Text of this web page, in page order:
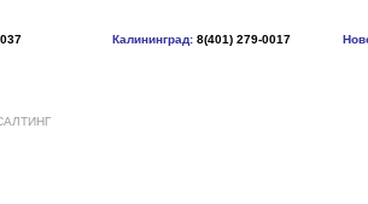
Калининград: 8(401) 279-0017